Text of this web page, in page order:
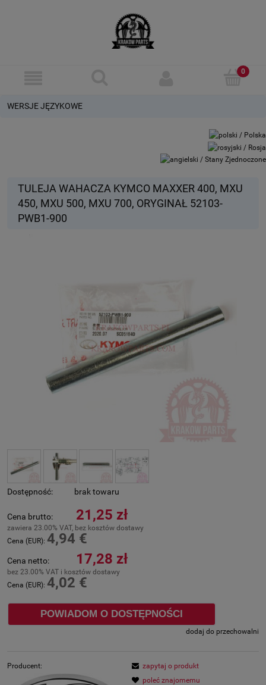
WERSJE JĘZYKOWE
TULEJA WAHACZA KYMCO MAXXER 400, MXU
450, MXU 500, MXU 700, ORYGINAŁ 52103-
PWB1-900
Dostępność: brak towaru
Cena brutto: 21,25 zł
zawiera 23.00% VAT, bez kosztów dostawy
Cena (EUR): 4,94 €
Cena netto: 17,28 zł
bez 23.00% VAT i kosztów dostawy
Cena (EUR): 4,02 €
POWIADOM O DOSTĘPNOŚCI
dodaj do przechowalni
Producent:
zapytaj o produkt
poleć znajomemu